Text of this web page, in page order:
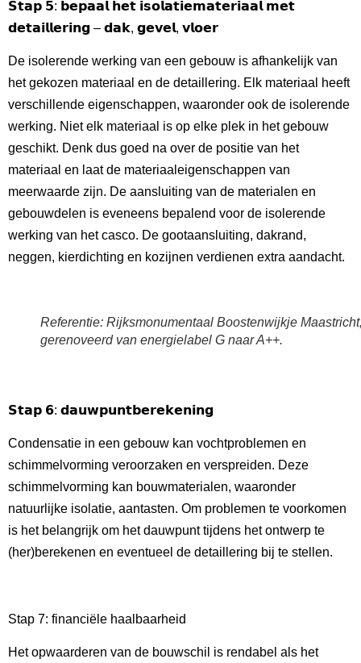
𝗦𝘁𝗮𝗽 𝟱: 𝗯𝗲𝗽𝗮𝗮𝗹 𝗵𝗲𝘁 𝗶𝘀𝗼𝗹𝗮𝘁𝗶𝗲𝗺𝗮𝘁𝗲𝗿𝗶𝗮𝗮𝗹 𝗺𝗲𝘁
𝗱𝗲𝘁𝗮𝗶𝗹𝗹𝗲𝗿𝗶𝗻𝗴 – 𝗱𝗮𝗸, 𝗴𝗲𝘃𝗲𝗹, 𝘃𝗹𝗼𝗲𝗿
De isolerende werking van een gebouw is afhankelijk van
het gekozen materiaal en de detaillering. Elk materiaal heeft
verschillende eigenschappen, waaronder ook de isolerende
werking. Niet elk materiaal is op elke plek in het gebouw
geschikt. Denk dus goed na over de positie van het
materiaal en laat de materiaaleigenschappen van
meerwaarde zijn. De aansluiting van de materialen en
gebouwdelen is eveneens bepalend voor de isolerende
werking van het casco. De gootaansluiting, dakrand,
neggen, kierdichting en kozijnen verdienen extra aandacht.
Referentie: Rijksmonumentaal Boostenwijkje
gerenoveerd van energielabel G naar A++.
𝗦𝘁𝗮𝗽 𝟲: 𝗱𝗮𝘂𝘄𝗽𝘂𝗻𝘁𝗯𝗲𝗿𝗲𝗸𝗲𝗻𝗶𝗻𝗴
Condensatie in een gebouw kan vochtproblemen en
schimmelvorming veroorzaken en verspreiden. Deze
schimmelvorming kan bouwmaterialen, waaronder
natuurlijke isolatie, aantasten. Om problemen te voorkomen
is het belangrijk om het dauwpunt tijdens het ontwerp te
(her)berekenen en eventueel de detaillering bij te stellen.
Stap 7: financiële haalbaarheid
Het opwaarderen van de bouwschil is rendabel als het